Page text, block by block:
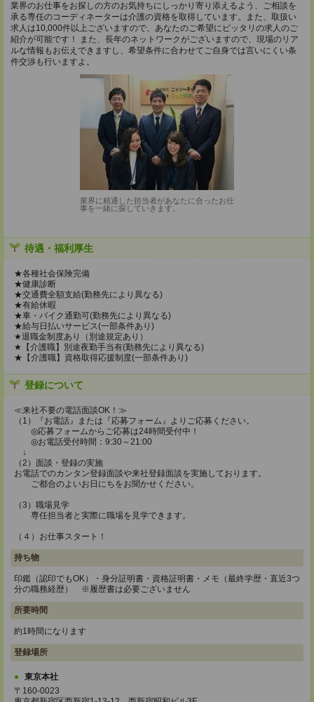
業界のお仕事をお探しの方のお気持ちにしっかり寄り添えるよう、ご相談を
承る専任のコーディネーターは介護の資格を取得しています。また、取扱い
求人は10,000件以上ございますので、あなたのご希望にピッタリの求人のご
紹介が可能です！ また、長年のネットワークがございますので、現場のリア
ルな情報もお伝えできますし、希望条件に合わせてご自身では言いにくい条
件交渉も行いますよ。
業界に精通した担当者があなたに合ったお仕
事を一緒に探していきます。
待遇・福利厚生
★各種社会保険完備
★健康診断
★交通費全額支給(勤務先により異なる)
★有給休暇
★車・バイク通勤可(勤務先により異なる)
★給与日払いサービス(一部条件あり)
★退職金制度あり（別途規定あり）
★【介護職】別途夜勤手当有(勤務先により異なる)
★【介護職】資格取得応援制度(一部条件あり)
登録について
≪来社不要の電話面談OK！≫
（1）『お電話』または『応募フォーム』よりご応募ください。
◎応募フォームからご応募は24時間受付中！
◎お電話受付時間：9:30～21:00
↓
（2）面談・登録の実施
お電話でのカンタン登録面談や来社登録面談を実施しております。
ご都合のよいお日にちをお聞かせください。
（3）職場見学
専任担当者と実際に職場を見学できます。
（４）お仕事スタート！
持ち物
印鑑（認印でもOK）・身分証明書・資格証明書・メモ（最終学歴・直近3つ
分の職務経歴） ※履歴書は必要ございません
所要時間
約1時間になります
登録場所
東京本社
〒160-0023